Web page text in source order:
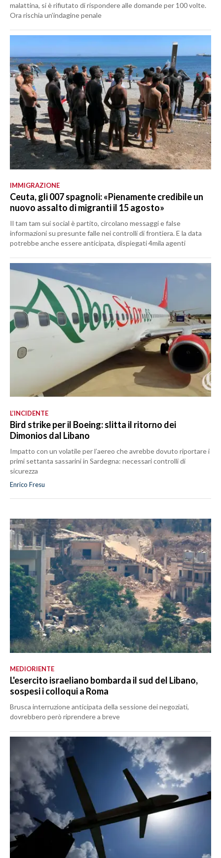
malattina, si è rifiutato di rispondere alle domande per 100 volte.
Ora rischia un’indagine penale
IMMIGRAZIONE
Ceuta, gli 007 spagnoli: «Pienamente credibile un
nuovo assalto di migranti il 15 agosto»
Il tam tam sui social è partito, circolano messaggi e false
informazioni su presunte falle nei controlli di frontiera. E la data
potrebbe anche essere anticipata, dispiegati 4mila agenti
L’INCIDENTE
Bird strike per il Boeing: slitta il ritorno dei
Dimonios dal Libano
Impatto con un volatile per l’aereo che avrebbe dovuto riportare i
primi settanta sassarini in Sardegna: necessari controlli di
sicurezza
Enrico Fresu
MEDIORIENTE
L'esercito israeliano bombarda il sud del Libano,
sospesi i colloqui a Roma
Brusca interruzione anticipata della sessione dei negoziati,
dovrebbero però riprendere a breve